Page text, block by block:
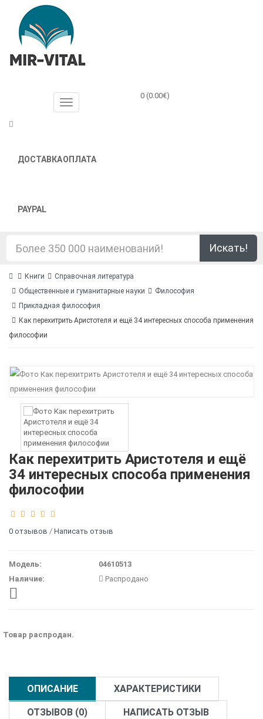
ДОСТАВКАОПЛАТА
PAYPAL
0 (0.00€)
Искать!
Книги
Справочная литература
Общественные и гуманитарные науки
Философия
Прикладная философия
Как перехитрить Аристотеля и ещё 34 интересных способа применения
философии
Как перехитрить Аристотеля и ещё
34 интересных способа применения
философии
0 отзывов / Написать отзыв
Модель:
04610513
Наличие:
Распродано
Товар распродан.
ОПИСАНИЕ ХАРАКТЕРИСТИКИ
ОТЗЫВОВ (0) НАПИСАТЬ ОТЗЫВ